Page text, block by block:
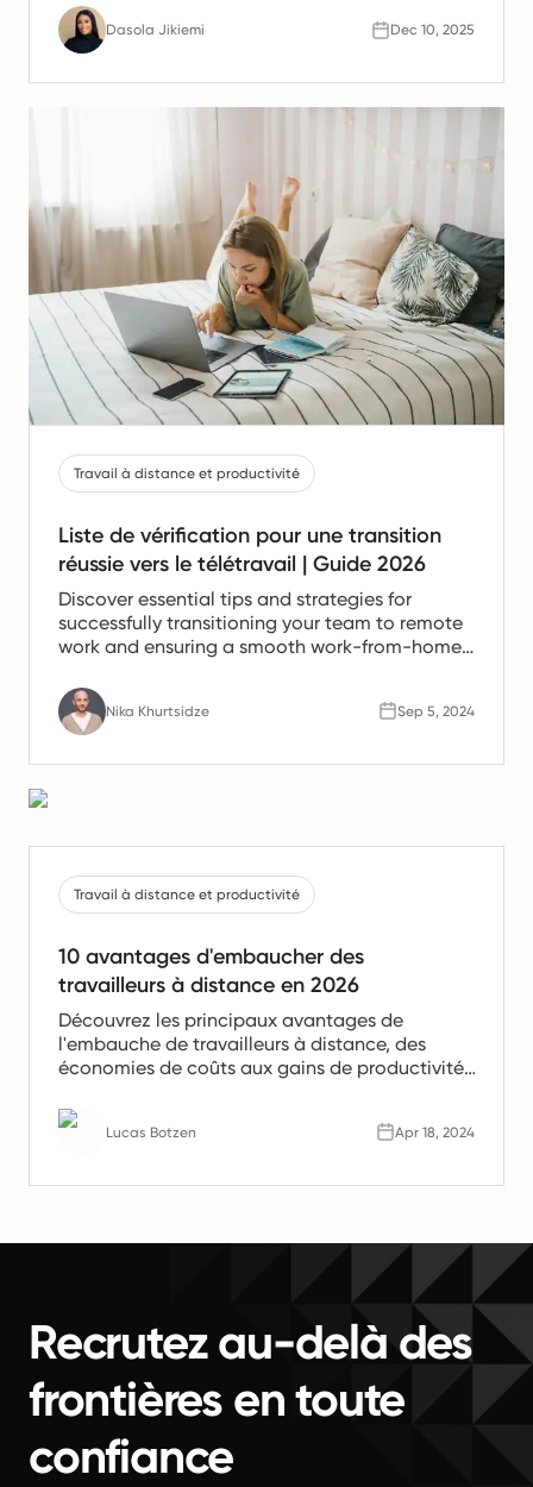
gestion des ressources humaines et de
conformité pour les équipes en Espagne.
Dasola Jikiemi Dec 10, 2025
Travail à distance et productivité
Liste de vérification pour une transition
réussie vers le télétravail | Guide 2026
Discover essential tips and strategies for
successfully transitioning your team to remote
work and ensuring a smooth work-from-home
Nika Khurtsidze Sep 5, 2024
Travail à distance et productivité
10 avantages d'embaucher des
travailleurs à distance en 2026
Découvrez les principaux avantages de
l'embauche de travailleurs à distance, des
économies de coûts aux gains de productivité.
l'avenir du travail.
Lucas Botzen Apr 18, 2024
Recrutez au-delà des
frontières en toute
confiance